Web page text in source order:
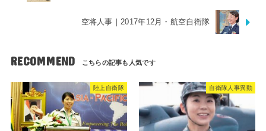
空将人事｜2017年12月・航空自衛隊
RECOMMEND
陸上自衛隊 自衛隊人事異動